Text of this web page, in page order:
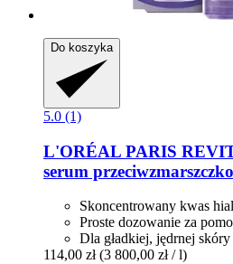
Do koszyka
5.0 (1)
L'ORÉAL PARIS
serum
Skoncentrowany kwas
Proste dozowanie za
Dla gładkiej, jędrnej skóry
114,00 zł (3 800,00 zł / l)